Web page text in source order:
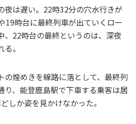
夜は遅い。22時32分の穴水行きが
19時台に最終列車が出ていくロー
、22時台の最終というのは、深夜
。
の煌めきを線路に落として、最終列
り、能登鹿島駅で下車する乗客は居
しか姿を見かけなかった。